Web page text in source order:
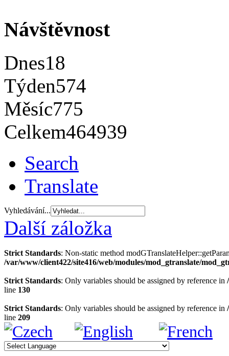
Návštěvnost
Dnes18
Týden574
Měsíc775
Celkem464939
Search
Translate
Vyhledávání...
Další záložka
Strict Standards: Non-static method
/var/www/client422/site416/web/modules/mod_gtranslate/
Strict Standards: Only variables should be assigned by reference in
line 130
Strict Standards: Only variables should be assigned by reference in
line 209